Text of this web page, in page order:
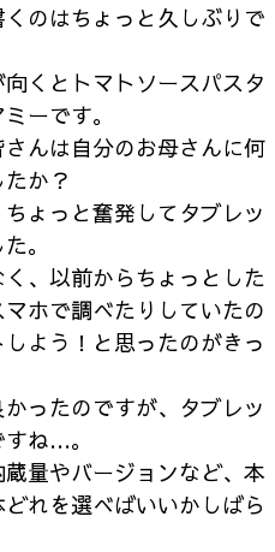
のはちょっと久しぶりで
くとトマトソースパスタ
ーです。
んは自分のお母さんに何
か？
ょっと奮発してタブレッ
。
、以前からちょっとした
ホで調べたりしていたの
よう！と思ったのがきっ
ったのですが、タブレッ
ね…。
量やバージョンなど、本
れを選べばいいかしばら